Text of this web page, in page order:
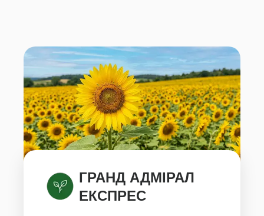
ГРАНД АДМІРАЛ
ЕКСПРЕС